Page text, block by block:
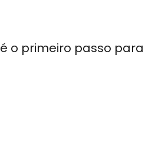
é o primeiro passo para